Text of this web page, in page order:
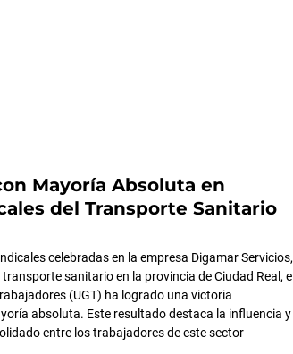
Mayoría Absoluta en
del Transporte Sanitario
celebradas en la empresa Digamar Servicios,
sanitario en la provincia de Ciudad Real, el
(UGT) ha logrado una victoria
absoluta. Este resultado destaca la influencia y
entre los trabajadores de este sector